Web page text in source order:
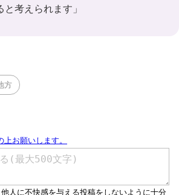
考えられます」
方